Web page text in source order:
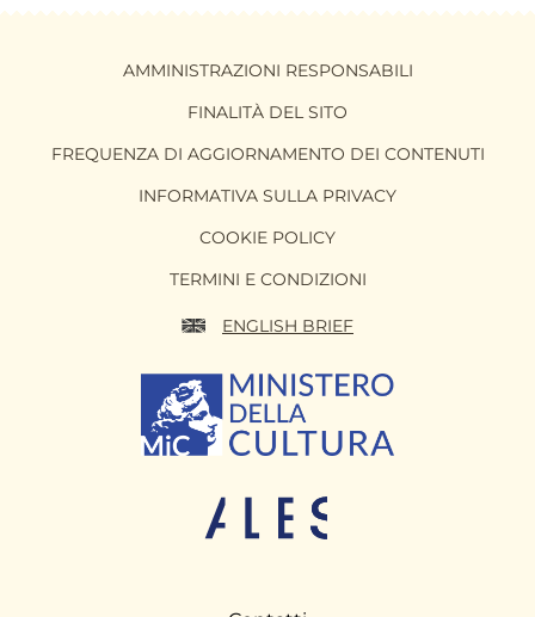
AMMINISTRAZIONI RESPONSABILI
FINALITÀ DEL SITO
FREQUENZA DI AGGIORNAMENTO DEI CONTENUTI
INFORMATIVA SULLA PRIVACY
COOKIE POLICY
TERMINI E CONDIZIONI
ENGLISH BRIEF